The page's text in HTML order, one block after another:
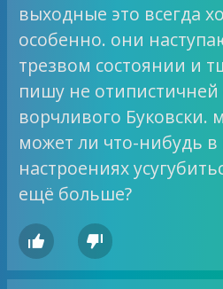
выходные это всегда
особенно. они
трезвом состоянии и
пишу не отипистичней
ворчливого Буковски.
может ли что-нибудь
настроениях
ещё больше?
 